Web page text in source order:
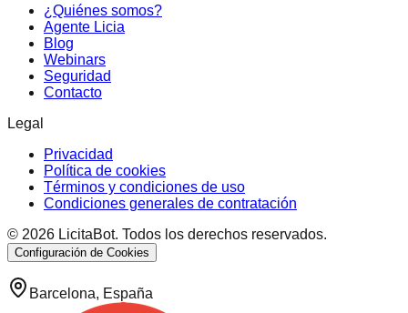
¿Quiénes somos?
Agente Licia
Blog
Webinars
Seguridad
Contacto
Legal
Privacidad
Política de cookies
Términos y condiciones de uso
Condiciones generales de contratación
© 2026 LicitaBot. Todos los derechos reservados.
Configuración de Cookies
Barcelona, España